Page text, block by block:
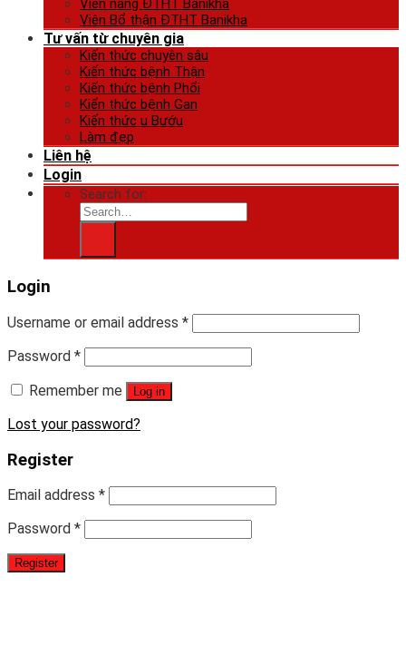
Viên nang ĐTHT Banikha
Viên Bổ thận ĐTHT Banikha
Tư vấn từ chuyên gia
Kiến thức chuyên sâu
Kiến thức bệnh Thận
Kiến thức bệnh Phổi
Kiến thức bệnh Gan
Kiến thức u Bướu
Làm đẹp
Liên hệ
Login
Search for:
Login
Username or email address *
Password *
Remember me
Log in
Lost your password?
Register
Email address *
Password *
Register